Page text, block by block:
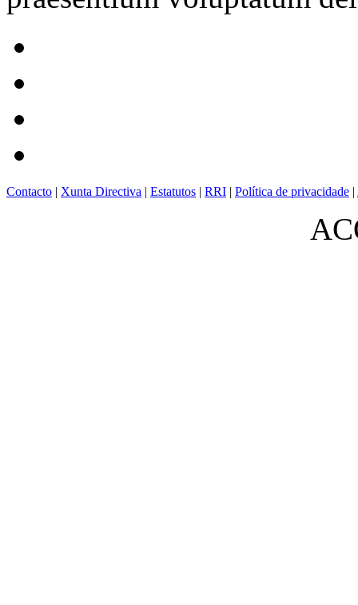
Contacto | Xunta Directiva | Estatutos | RRI | Política de privacidade |